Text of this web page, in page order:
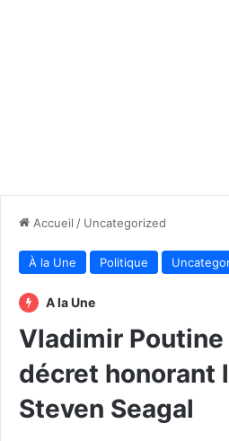
Accueil / Uncategorized
À la Une Politique
A la Une
Vladimir
décret honorant
Steven Seagal